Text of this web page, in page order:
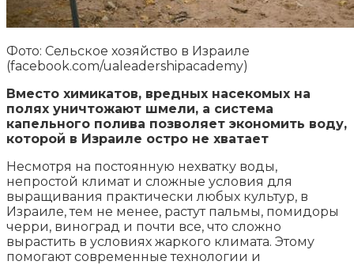
Фото: Сельское хозяйство в Израиле
(facebook.com/ualeadershipacademy)
Вместо химикатов, вредных насекомых на
полях уничтожают шмели, а система
капельного полива позволяет экономить воду,
которой в Израиле остро не хватает
Несмотря на постоянную нехватку воды,
непростой климат и сложные условия для
выращивания практически любых культур, в
Израиле, тем не менее, растут пальмы, помидоры
черри, виноград и почти все, что сложно
вырастить в условиях жаркого климата. Этому
помогают современные технологии и